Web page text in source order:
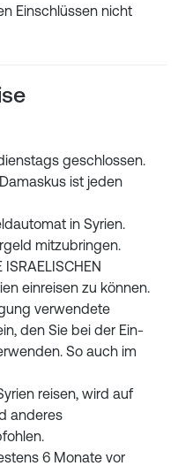
Einschlüssen nicht
geschlossen.
ist jeden
in Syrien.
mitzubringen.
einreisen zu können.
verwendete
den Sie bei der Ein-
So auch im
reisen, wird auf
anderes
6 Monate vor